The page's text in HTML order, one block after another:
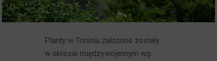
Planty w Toruniu założone zostały
w okresie międzywojennym wg